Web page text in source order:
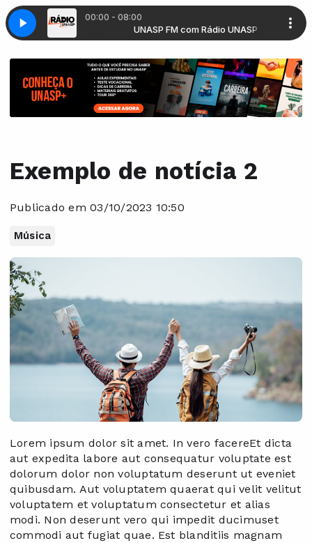
00:00 - 08:00
Rádio UNASP UNASP FM com Rádio UNASP
Exemplo de notícia 2
Publicado em 03/10/2023 10:50
Música
Lorem ipsum dolor sit amet. In vero facereEt dicta
aut expedita labore aut consequatur voluptate est
dolorum dolor non voluptatum deserunt ut eveniet
quibusdam. Aut voluptatem quaerat qui velit velitut
voluptatem et voluptatum consectetur et alias
modi. Non deserunt vero qui impedit ducimuset
commodi aut fugiat quae. Est blanditiis magnam